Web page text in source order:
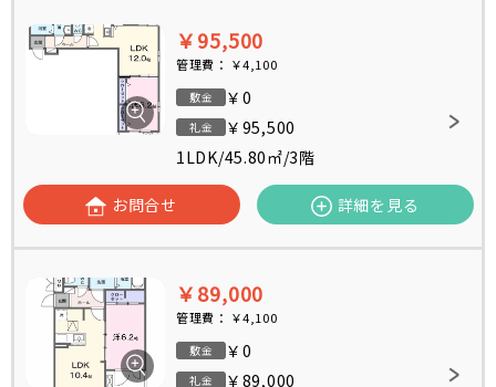
￥95,500
管理費： ￥4,100
敷金 ￥0
礼金
￥95,500
1LDK/45.80㎡/3階
お問合せ 詳細を見る
￥89,000
管理費： ￥4,100
敷金 ￥0
礼金
￥89,000